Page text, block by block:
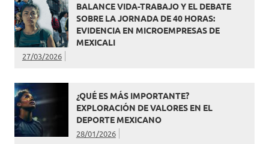
BALANCE VIDA-TRABAJO Y EL DEBATE
SOBRE LA JORNADA DE 40 HORAS:
EVIDENCIA EN MICROEMPRESAS DE
MEXICALI
27/03/2026
¿QUÉ ES MÁS IMPORTANTE?
EXPLORACIÓN DE VALORES EN EL
DEPORTE MEXICANO
28/01/2026